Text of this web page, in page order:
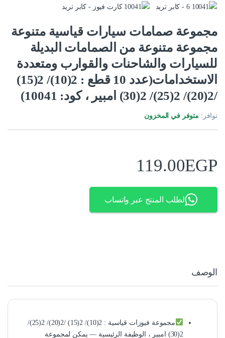
مجموعة صمامات سيارات قياسية متنوعة
مجموعة متنوعة من الصمامات البديلة
للسيارات والشاحنات والقوارب ومتعددة
الاستخدامات(عدد 10 قطع : 2(10)/ 2(15)
/2(20)/ 2(25)/ 2(30) امبير ، كود: 10041)
توافر: متوفر في المخزون
119.00EGP
لطلب المنتج عبر واتساب
الوصف
مجموعة فيوزات قياسية : 2(10)/ 2(15) /2(20)/ 2(25)/
2(30) امبير ، الوظيفة الرئيسية — يمكن لمجموعة